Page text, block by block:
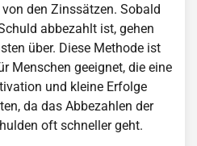
den Zinssätzen. Sobald
abbezahlt ist, gehen
über. Diese Methode ist
Menschen geeignet, die eine
und kleine Erfolge
da das Abbezahlen der
oft schneller geht.